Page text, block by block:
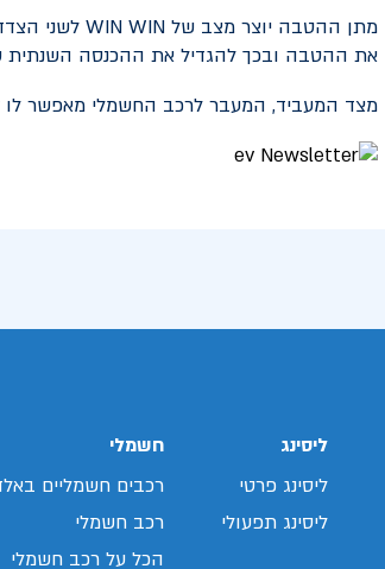
מתן ההטבה יוצר מצב של WIN WIN לשני
את ההטבה ובכך להגדיל את ההכנסה השנתית
מצד המעביד, המעבר לרכב החשמלי מאפשר לו
ליסינג
ליסינג פרטי
ליסינג תפעולי
חשמלי
רכבים חשמליים
רכב חשמלי
הכל על רכב חשמלי